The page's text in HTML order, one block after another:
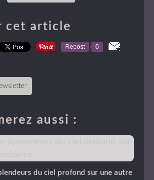
cet article
Repost 0
aussi :
du ciel profond sur une autre